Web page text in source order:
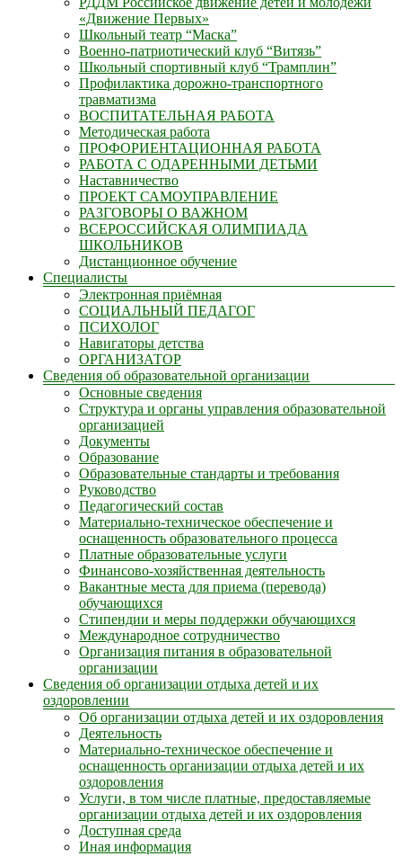
«Движение Первых»
Школьный театр “Маска”
Военно-патриотический клуб “Витязь”
Школьный спортивный клуб “Трамплин”
Профилактика дорожно-транспортного
травматизма
ВОСПИТАТЕЛЬНАЯ РАБОТА
Методическая работа
ПРОФОРИЕНТАЦИОННАЯ РАБОТА
РАБОТА С ОДАРЕННЫМИ ДЕТЬМИ
Наставничество
ПРОЕКТ САМОУПРАВЛЕНИЕ
РАЗГОВОРЫ О ВАЖНОМ
ВСЕРОССИЙСКАЯ ОЛИМПИАДА
ШКОЛЬНИКОВ
Дистанционное обучение
Специалисты
Электронная приёмная
СОЦИАЛЬНЫЙ ПЕДАГОГ
ПСИХОЛОГ
Навигаторы детства
ОРГАНИЗАТОР
Сведения об образовательной организации
Основные сведения
Структура и органы управления образовательной
организацией
Документы
Образование
Образовательные стандарты и требования
Руководство
Педагогический состав
Материально-техническое обеспечение и
оснащенность образовательного процесса
Платные образовательные услуги
Финансово-хозяйственная деятельность
Вакантные места для приема (перевода)
обучающихся
Стипендии и меры поддержки обучающихся
Международное сотрудничество
Организация питания в образовательной
организации
Сведения об организации отдыха детей и их
оздоровлении
Об организации отдыха детей и их оздоровления
Деятельность
Материально-техническое обеспечение и
оснащенность организации отдыха детей и их
оздоровления
Услуги, в том числе платные, предоставляемые
организации отдыха детей и их оздоровления
Доступная среда
Иная информация